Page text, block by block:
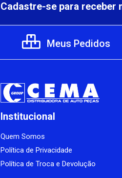
Cadastre-se para receber
Meus Pedidos
Institucional
Quem Somos
Política de Privacidade
Política de Troca e Devolução